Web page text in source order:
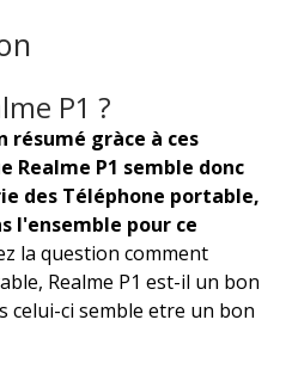
P1 ?
résumé gràce à ces
Realme P1 semble donc
des Téléphone portable,
l'ensemble pour ce
la question comment
Realme P1 est-il un bon
celui-ci semble etre un bon